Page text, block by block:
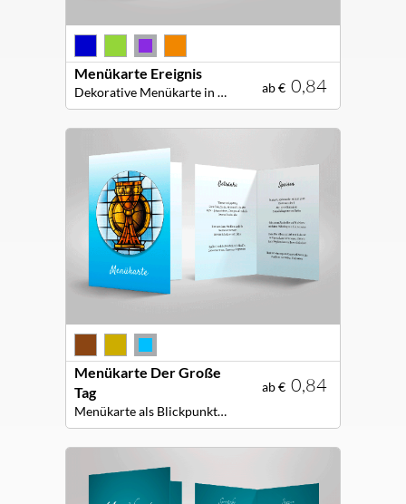
ab € 0,84
Menükarte Ereignis
Dekorative Menükarte in leuchtenden Farben für Ihre Festtafel!
ab € 0,84
Menükarte Der Große
Tag
Menükarte als Blickpunkt für Ihre Festtafel!